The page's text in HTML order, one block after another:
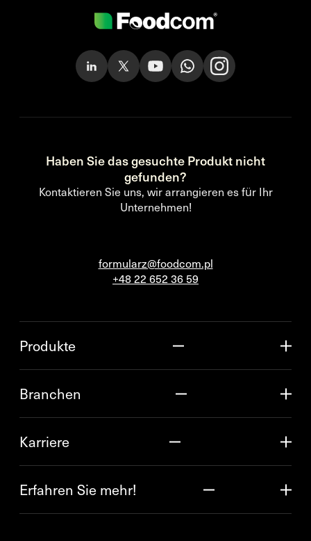
Haben Sie das gesuchte Produkt nicht
gefunden?
Kontaktieren Sie uns, wir arrangieren es für Ihr
Unternehmen!
formularz@foodcom.pl
+48 22 652 36 59
Produkte
Branchen
Karriere
Erfahren Sie mehr!